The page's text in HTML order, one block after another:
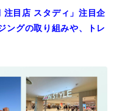
目店 スタディ」注目企
ングの取り組みや、トレ